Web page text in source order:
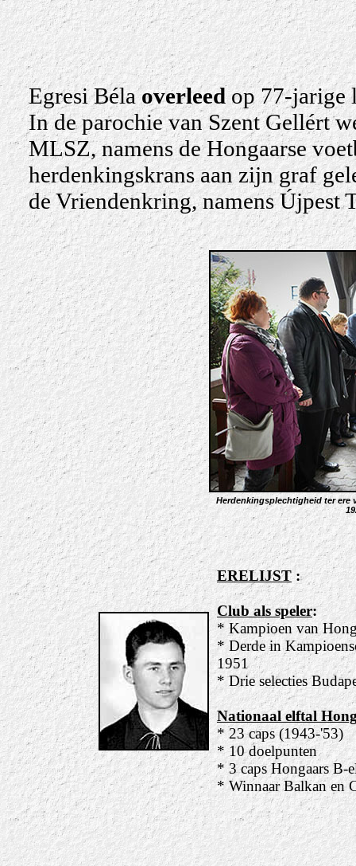
Egresi Bélaoverleedop 77-jarige
In de parochie van Szent Gellért
MLSZ, namens de Hongaarse
herdenkingskrans aan zijn graf
de Vriendenkring, namens Újpest
Herdenkingsplechtigheid ter ere
ERELIJST:
Club als speler:
* Kampioen van
* Derde in
1951
* Drie selecties
Nationaal elftal
* 23 caps (1943-'53)
* 10 doelpunten
* 3 caps Hongaars B-
* Winnaar Balkan en